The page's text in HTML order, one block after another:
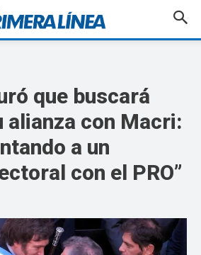
que buscará
con Macri:
a un
con el PRO”